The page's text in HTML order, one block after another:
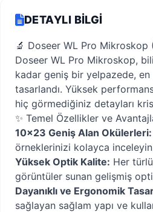
DETAYLI BILGI
🔬 Doseer WL Pro
Doseer WL Pro Mikroskop,
kadar geniş bir yelpazede,
tasarlandı. Yüksek
hiç görmediğiniz detayları
✨ Temel Özellikler ve
10x23 Geniş Alan Okülerleri:
örneklerinizi kolayca
Yüksek Optik Kalite: Her
görüntüler sunan gelişmiş
Dayanıklı ve Ergonomik
sağlayan sağlam yapı ve